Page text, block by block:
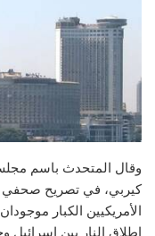
وقال المتحدث باسم
كيربي، في تصريح صحفي
الأمريكيين الكبار
إطلاق النار بين إسرائيل